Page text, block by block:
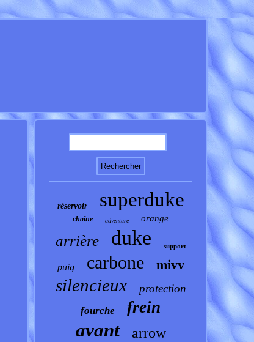
réservoir superduke
chaîne adventure orange
arrière duke support
puig carbone mivv
silencieux protection
fourche frein
avant arrow